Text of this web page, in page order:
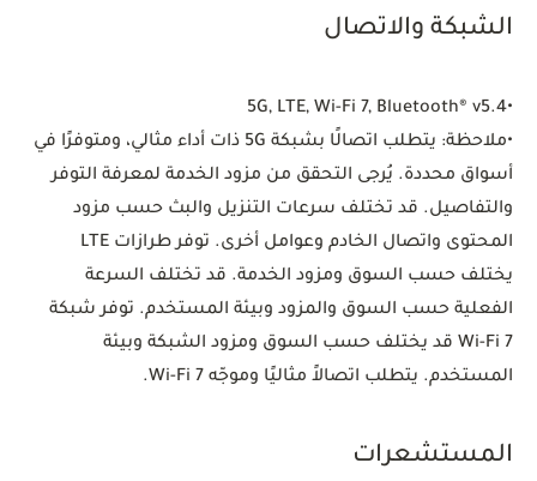
الشبكة والاتصال
•
5G, LTE, Wi-Fi 7, Bluetooth® v5.4
•
ملاحظة: يتطلب اتصالًا بشبكة 5G ذات أداء مثالي، ومتوفرًا في
أسواق محددة. يُرجى التحقق من مزود الخدمة لمعرفة التوفر
والتفاصيل. قد تختلف سرعات التنزيل والبث حسب مزود
المحتوى واتصال الخادم وعوامل أخرى. توفر طرازات LTE
يختلف حسب السوق ومزود الخدمة. قد تختلف السرعة
الفعلية حسب السوق والمزود وبيئة المستخدم. توفر شبكة
Wi-Fi 7 قد يختلف حسب السوق ومزود الشبكة وبيئة
المستخدم. يتطلب اتصالاً مثاليًا وموجّه Wi-Fi 7.
المستشعرات